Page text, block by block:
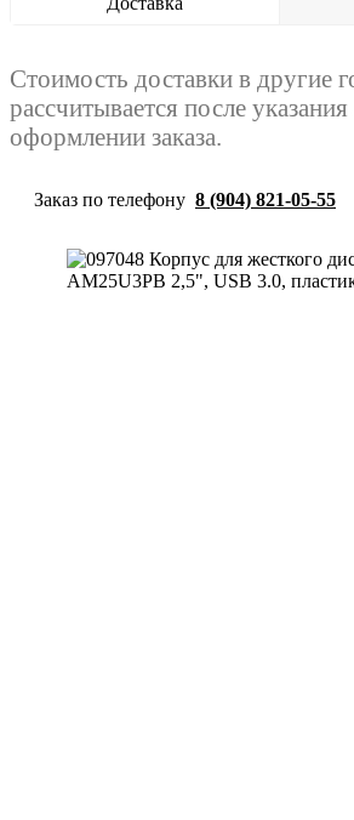
Стоимость доставки в другие
рассчитывается после
оформлении заказа.
Заказ по телефону 8 (904) 821-05-55